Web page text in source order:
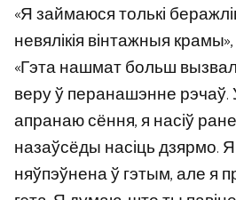
«Я займаюся толькі
невялікія вінтажныя
«Гэта нашмат больш
веру ў перанашэнне рэчаў.
апранаю сёння, я насіў
назаўсёды насіць дзярмо.
няўпэўнена ў гэтым, але я